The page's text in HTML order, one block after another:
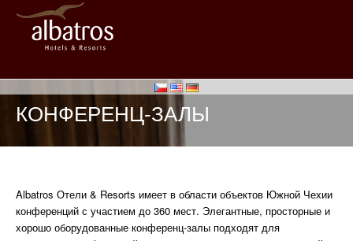
КОНФЕРЕНЦ-ЗАЛЫ
Albatros Отели & Resorts имеет в области объектов Южной Чехии
конференций с участием до 360 мест. Элегантные, просторные и
хорошо оборудованные конференц-залы подходят для